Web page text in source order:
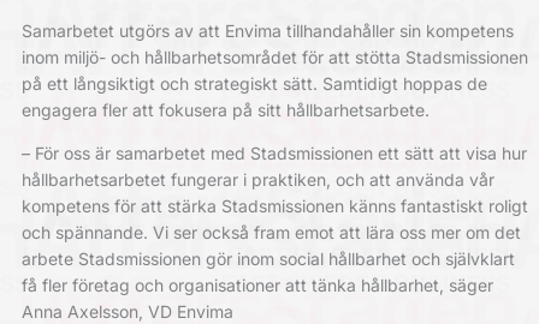
Samarbetet utgörs av att Envima tillhandahåller sin kompetens
inom miljö- och hållbarhetsområdet för att stötta Stadsmissionen
på ett långsiktigt och strategiskt sätt. Samtidigt hoppas de
engagera fler att fokusera på sitt hållbarhetsarbete.
– För oss är samarbetet med Stadsmissionen ett sätt att visa hur
hållbarhetsarbetet fungerar i praktiken, och att använda vår
kompetens för att stärka Stadsmissionen känns fantastiskt roligt
och spännande. Vi ser också fram emot att lära oss mer om det
arbete Stadsmissionen gör inom social hållbarhet och självklart
få fler företag och organisationer att tänka hållbarhet, säger
Anna Axelsson, VD Envima